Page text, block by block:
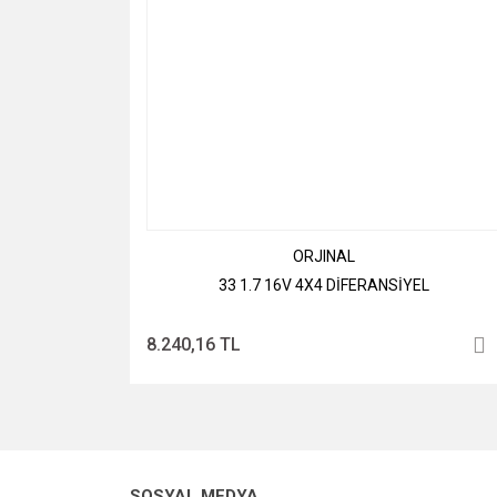
ORJINAL
33 1.7 16V 4X4 DİFERANSİYEL
8.240,16 TL